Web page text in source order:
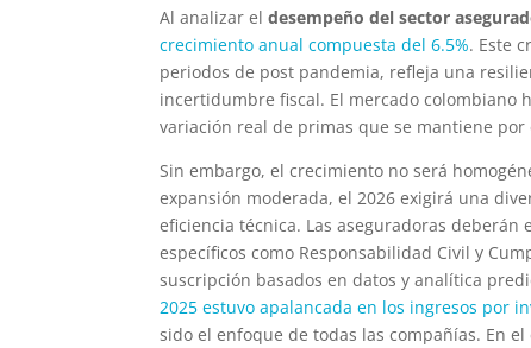
Al analizar eldesempeño del sector
crecimiento anual compuesta del 6.5%. Este
periodos de post pandemia, refleja una
incertidumbre fiscal. El mercado colombiano
variación real de primas que se mantiene
Sin embargo, el crecimiento no será
expansión moderada, el 2026 exigirá una
eficiencia técnica. Las aseguradoras
específicos como Responsabilidad Civil y
suscripción basados en datos y analítica
2025 estuvo apalancada en los ingresos por
sido el enfoque de todas las compañías. En